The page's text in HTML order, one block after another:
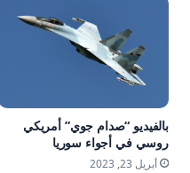
بالفيديو “صدام جوي” أمريكي
روسي في أجواء سوريا
أبريل 23, 2023